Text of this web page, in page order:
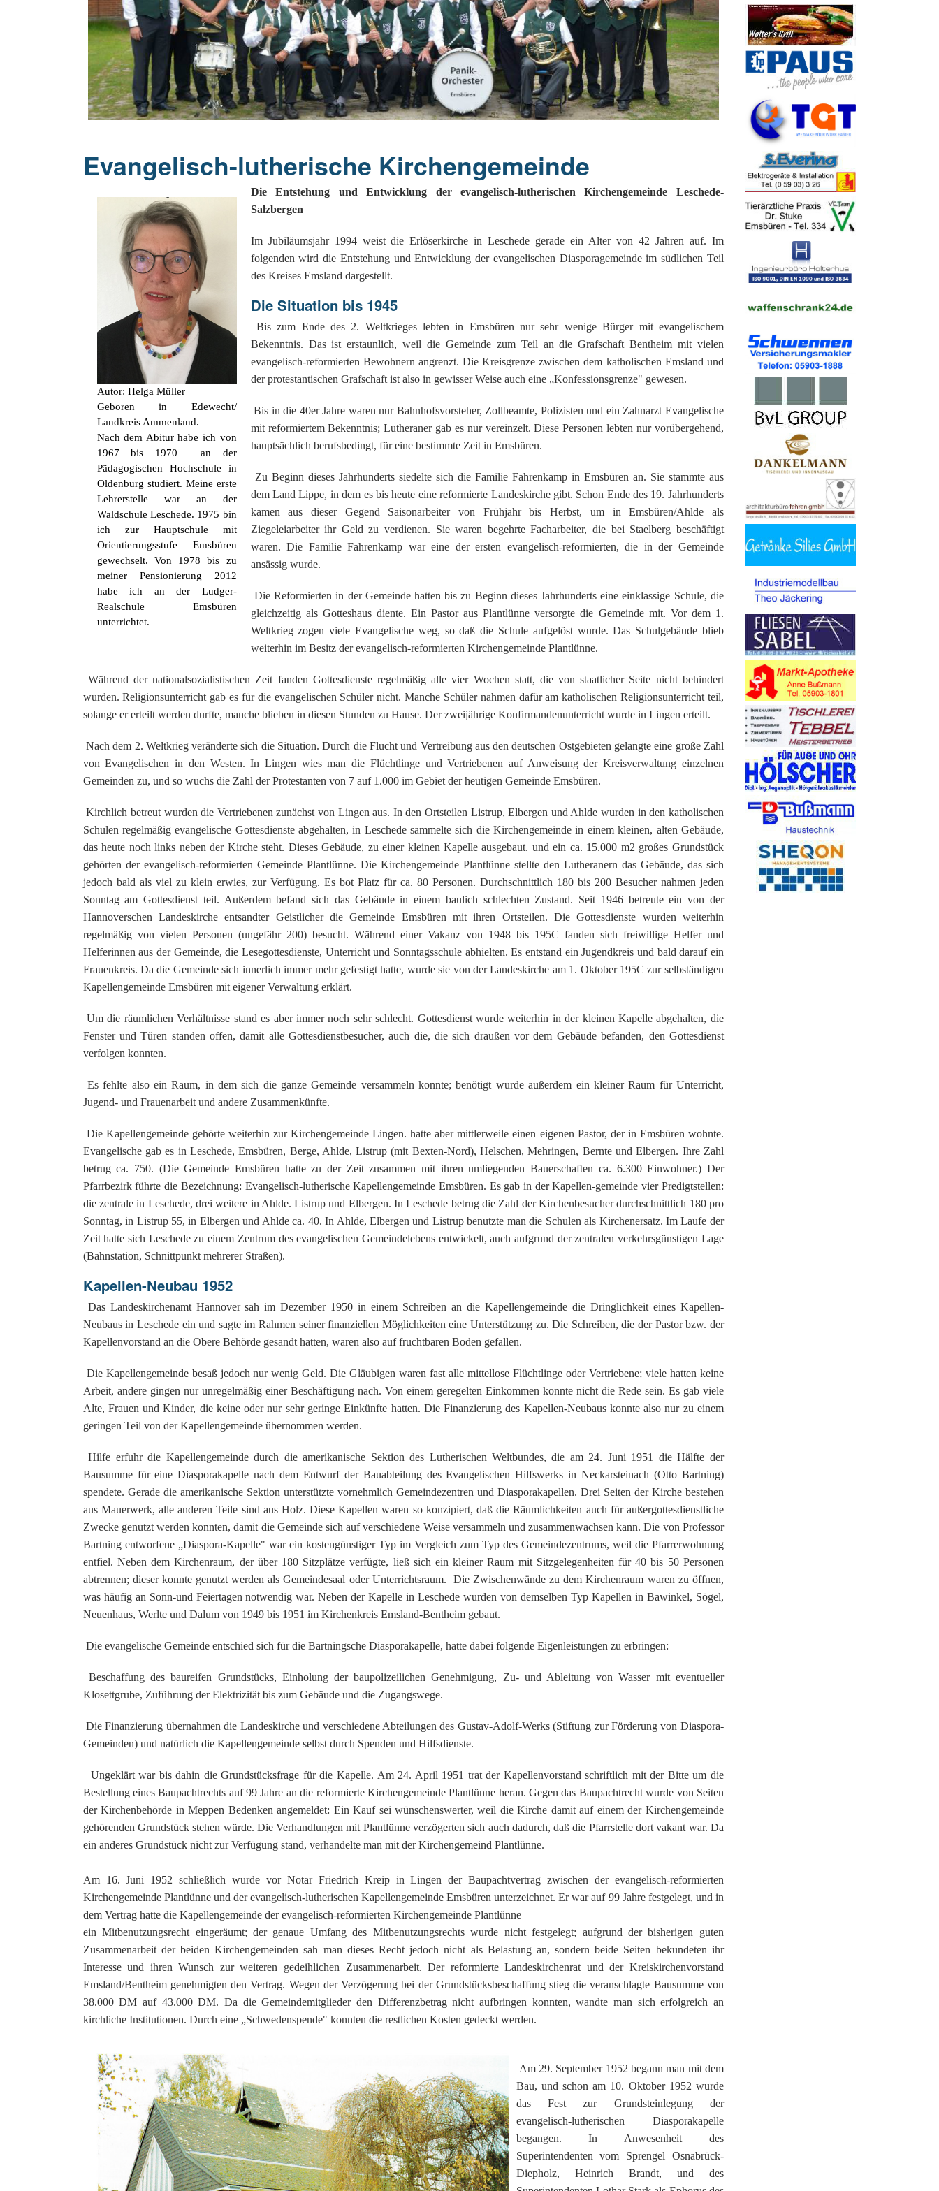
Der Richthof zu Emsüren
Die Firma BvL
Auswanderung nach Amerika
Die Emsbürener Bürger
20 Jahrhundert Kriegsende 1945
Aus der Kommunalpolitik
Aus der Kirchenhistorie
Die Weimarer Republik
Aus der Schulgeschichte
Bürsker Begriffskuriositäten Das ´Domhotel´ Elbergen
Engden
Gleesen Die Schleuse Gleesen
Historische Funde
Helschen, Hesselte, Moorlage
Kunkemühle
Helscher Fähr
Leschede Rothlübbers - Häuser
Evangelisch-lutherische Kirchengemeinde
Autor: Helga Müller
Geboren in Edewecht/
Landkreis Ammenland.
Nach dem Abitur habe ich von
1967 bis 1970 an der
Pädagogischen Hochschule in
Oldenburg studiert. Meine erste
Lehrerstelle war an der
Waldschule Leschede. 1975 bin
ich zur Hauptschule mit
Orientierungsstufe Emsbüren
gewechselt. Von 1978 bis zu
meiner Pensionierung 2012
habe ich an der Ludger-
Realschule Emsbüren
unterrichtet.
Die Entstehung und Entwicklung der evangelisch-lutherischen Kirchengemeinde Leschede-
Salzbergen
Im Jubiläumsjahr 1994 weist die Erlöserkirche in Leschede gerade ein Alter von 42 Jahren auf. Im
folgenden wird die Entstehung und Entwicklung der evangelischen Diasporagemeinde im südlichen Teil
des Kreises Emsland dargestellt.
Die Situation bis 1945
Bis zum Ende des 2. Weltkrieges lebten in Emsbüren nur sehr wenige Bürger mit evangelischem
Bekenntnis. Das ist erstaunlich, weil die Gemeinde zum Teil an die Grafschaft Bentheim mit vielen
evangelisch-reformierten Bewohnern angrenzt. Die Kreisgrenze zwischen dem katholischen Emsland und
der protestantischen Grafschaft ist also in gewisser Weise auch eine „Konfessionsgrenze" gewesen.
Bis in die 40er Jahre waren nur Bahnhofsvorsteher, Zollbeamte, Polizisten und ein Zahnarzt Evangelische
mit reformiertem Bekenntnis; Lutheraner gab es nur vereinzelt. Diese Personen lebten nur vorübergehend,
hauptsächlich berufsbedingt, für eine bestimmte Zeit in Emsbüren.
Zu Beginn dieses Jahrhunderts siedelte sich die Familie Fahrenkamp in Emsbüren an. Sie stammte aus
dem Land Lippe, in dem es bis heute eine reformierte Landeskirche gibt. Schon Ende des 19. Jahrhunderts
kamen aus dieser Gegend Saisonarbeiter von Frühjahr bis Herbst, um in Emsbüren/Ahlde als
Ziegeleiarbeiter ihr Geld zu verdienen. Sie waren begehrte Facharbeiter, die bei Staelberg beschäftigt
waren. Die Familie Fahrenkamp war eine der ersten evangelisch-reformierten, die in der Gemeinde
ansässig wurde.
Die Reformierten in der Gemeinde hatten bis zu Beginn dieses Jahrhunderts eine einklassige Schule, die
gleichzeitig als Gotteshaus diente. Ein Pastor aus Plantlünne versorgte die Gemeinde mit. Vor dem 1.
Weltkrieg zogen viele Evangelische weg, so daß die Schule aufgelöst wurde. Das Schulgebäude blieb
weiterhin im Besitz der evangelisch-reformierten Kirchengemeinde Plantlünne.
Während der nationalsozialistischen Zeit fanden Gottesdienste regelmäßig alle vier Wochen statt, die von staatlicher Seite nicht behindert
wurden. Religionsunterricht gab es für die evangelischen Schüler nicht. Manche Schüler nahmen dafür am katholischen Religionsunterricht teil,
solange er erteilt werden durfte, manche blieben in diesen Stunden zu Hause. Der zweijährige Konfirmandenunterricht wurde in Lingen erteilt.
Nach dem 2. Weltkrieg veränderte sich die Situation. Durch die Flucht und Vertreibung aus den deutschen Ostgebieten gelangte eine große Zahl
von Evangelischen in den Westen. In Lingen wies man die Flüchtlinge und Vertriebenen auf Anweisung der Kreisverwaltung einzelnen
Gemeinden zu, und so wuchs die Zahl der Protestanten von 7 auf 1.000 im Gebiet der heutigen Gemeinde Emsbüren.
Kirchlich betreut wurden die Vertriebenen zunächst von Lingen aus. In den Ortsteilen Listrup, Elbergen und Ahlde wurden in den katholischen
Schulen regelmäßig evangelische Gottesdienste abgehalten, in Leschede sammelte sich die Kirchengemeinde in einem kleinen, alten Gebäude,
das heute noch links neben der Kirche steht. Dieses Gebäude, zu einer kleinen Kapelle ausgebaut. und ein ca. 15.000 m2 großes Grundstück
gehörten der evangelisch-reformierten Gemeinde Plantlünne. Die Kirchengemeinde Plantlünne stellte den Lutheranern das Gebäude, das sich
jedoch bald als viel zu klein erwies, zur Verfügung. Es bot Platz für ca. 80 Personen. Durchschnittlich 180 bis 200 Besucher nahmen jeden
Sonntag am Gottesdienst teil. Außerdem befand sich das Gebäude in einem baulich schlechten Zustand. Seit 1946 betreute ein von der
Hannoverschen Landeskirche entsandter Geistlicher die Gemeinde Emsbüren mit ihren Ortsteilen. Die Gottesdienste wurden weiterhin
regelmäßig von vielen Personen (ungefähr 200) besucht. Während einer Vakanz von 1948 bis 195C fanden sich freiwillige Helfer und
Helferinnen aus der Gemeinde, die Lesegottesdienste, Unterricht und Sonntagsschule abhielten. Es entstand ein Jugendkreis und bald darauf ein
Frauenkreis. Da die Gemeinde sich innerlich immer mehr gefestigt hatte, wurde sie von der Landeskirche am 1. Oktober 195C zur selbständigen
Kapellengemeinde Emsbüren mit eigener Verwaltung erklärt.
Um die räumlichen Verhältnisse stand es aber immer noch sehr schlecht. Gottesdienst wurde weiterhin in der kleinen Kapelle abgehalten, die
Fenster und Türen standen offen, damit alle Gottesdienstbesucher, auch die, die sich draußen vor dem Gebäude befanden, den Gottesdienst
verfolgen konnten.
Es fehlte also ein Raum, in dem sich die ganze Gemeinde versammeln konnte; benötigt wurde außerdem ein kleiner Raum für Unterricht,
Jugend- und Frauenarbeit und andere Zusammenkünfte.
Die Kapellengemeinde gehörte weiterhin zur Kirchengemeinde Lingen. hatte aber mittlerweile einen eigenen Pastor, der in Emsbüren wohnte.
Evangelische gab es in Leschede, Emsbüren, Berge, Ahlde, Listrup (mit Bexten-Nord), Helschen, Mehringen, Bernte und Elbergen. Ihre Zahl
betrug ca. 750. (Die Gemeinde Emsbüren hatte zu der Zeit zusammen mit ihren umliegenden Bauerschaften ca. 6.300 Einwohner.) Der
Pfarrbezirk führte die Bezeichnung: Evangelisch-lutherische Kapellengemeinde Emsbüren. Es gab in der Kapellen-gemeinde vier Predigtstellen:
die zentrale in Leschede, drei weitere in Ahlde. Listrup und Elbergen. In Leschede betrug die Zahl der Kirchenbesucher durchschnittlich 180 pro
Sonntag, in Listrup 55, in Elbergen und Ahlde ca. 40. In Ahlde, Elbergen und Listrup benutzte man die Schulen als Kirchenersatz. Im Laufe der
Zeit hatte sich Leschede zu einem Zentrum des evangelischen Gemeindelebens entwickelt, auch aufgrund der zentralen verkehrsgünstigen Lage
(Bahnstation, Schnittpunkt mehrerer Straßen).
Kapellen-Neubau 1952
Das Landeskirchenamt Hannover sah im Dezember 1950 in einem Schreiben an die Kapellengemeinde die Dringlichkeit eines Kapellen-
Neubaus in Leschede ein und sagte im Rahmen seiner finanziellen Möglichkeiten eine Unterstützung zu. Die Schreiben, die der Pastor bzw. der
Kapellenvorstand an die Obere Behörde gesandt hatten, waren also auf fruchtbaren Boden gefallen.
Die Kapellengemeinde besaß jedoch nur wenig Geld. Die Gläubigen waren fast alle mittellose Flüchtlinge oder Vertriebene; viele hatten keine
Arbeit, andere gingen nur unregelmäßig einer Beschäftigung nach. Von einem geregelten Einkommen konnte nicht die Rede sein. Es gab viele
Alte, Frauen und Kinder, die keine oder nur sehr geringe Einkünfte hatten. Die Finanzierung des Kapellen-Neubaus konnte also nur zu einem
geringen Teil von der Kapellengemeinde übernommen werden.
Hilfe erfuhr die Kapellengemeinde durch die amerikanische Sektion des Lutherischen Weltbundes, die am 24. Juni 1951 die Hälfte der
Bausumme für eine Diasporakapelle nach dem Entwurf der Bauabteilung des Evangelischen Hilfswerks in Neckarsteinach (Otto Bartning)
spendete. Gerade die amerikanische Sektion unterstützte vornehmlich Gemeindezentren und Diasporakapellen. Drei Seiten der Kirche bestehen
aus Mauerwerk, alle anderen Teile sind aus Holz. Diese Kapellen waren so konzipiert, daß die Räumlichkeiten auch für außergottesdienstliche
Zwecke genutzt werden konnten, damit die Gemeinde sich auf verschiedene Weise versammeln und zusammenwachsen kann. Die von Professor
Bartning entworfene „Diaspora-Kapelle" war ein kostengünstiger Typ im Vergleich zum Typ des Gemeindezentrums, weil die Pfarrerwohnung
entfiel. Neben dem Kirchenraum, der über 180 Sitzplätze verfügte, ließ sich ein kleiner Raum mit Sitzgelegenheiten für 40 bis 50 Personen
abtrennen; dieser konnte genutzt werden als Gemeindesaal oder Unterrichtsraum. Die Zwischenwände zu dem Kirchenraum waren zu öffnen,
was häufig an Sonn-und Feiertagen notwendig war. Neben der Kapelle in Leschede wurden von demselben Typ Kapellen in Bawinkel, Sögel,
Neuenhaus, Werlte und Dalum von 1949 bis 1951 im Kirchenkreis Emsland-Bentheim gebaut.
Die evangelische Gemeinde entschied sich für die Bartningsche Diasporakapelle, hatte dabei folgende Eigenleistungen zu erbringen:
Beschaffung des baureifen Grundstücks, Einholung der baupolizeilichen Genehmigung, Zu- und Ableitung von Wasser mit eventueller
Klosettgrube, Zuführung der Elektrizität bis zum Gebäude und die Zugangswege.
Die Finanzierung übernahmen die Landeskirche und verschiedene Abteilungen des Gustav-Adolf-Werks (Stiftung zur Förderung von Diaspora-
Gemeinden) und natürlich die Kapellengemeinde selbst durch Spenden und Hilfsdienste.
Ungeklärt war bis dahin die Grundstücksfrage für die Kapelle. Am 24. April 1951 trat der Kapellenvorstand schriftlich mit der Bitte um die
Bestellung eines Baupachtrechts auf 99 Jahre an die reformierte Kirchengemeinde Plantlünne heran. Gegen das Baupachtrecht wurde von Seiten
der Kirchenbehörde in Meppen Bedenken angemeldet: Ein Kauf sei wünschenswerter, weil die Kirche damit auf einem der Kirchengemeinde
gehörenden Grundstück stehen würde. Die Verhandlungen mit Plantlünne verzögerten sich auch dadurch, daß die Pfarrstelle dort vakant war. Da
ein anderes Grundstück nicht zur Verfügung stand, verhandelte man mit der Kirchengemeind Plantlünne.
Am 16. Juni 1952 schließlich wurde vor Notar Friedrich Kreip in Lingen der Baupachtvertrag zwischen der evangelisch-reformierten
Kirchengemeinde Plantlünne und der evangelisch-lutherischen Kapellengemeinde Emsbüren unterzeichnet. Er war auf 99 Jahre festgelegt, und in
dem Vertrag hatte die Kapellengemeinde der evangelisch-reformierten Kirchengemeinde Plantlünne
ein Mitbenutzungsrecht eingeräumt; der genaue Umfang des Mitbenutzungsrechts wurde nicht festgelegt; aufgrund der bisherigen guten
Zusammenarbeit der beiden Kirchengemeinden sah man dieses Recht jedoch nicht als Belastung an, sondern beide Seiten bekundeten ihr
Interesse und ihren Wunsch zur weiteren gedeihlichen Zusammenarbeit. Der reformierte Landeskirchenrat und der Kreiskirchenvorstand
Emsland/Bentheim genehmigten den Vertrag. Wegen der Verzögerung bei der Grundstücksbeschaffung stieg die veranschlagte Bausumme von
38.000 DM auf 43.000 DM. Da die Gemeindemitglieder den Differenzbetrag nicht aufbringen konnten, wandte man sich erfolgreich an
kirchliche Institutionen. Durch eine „Schwedenspende" konnten die restlichen Kosten gedeckt werden.
Am 29. September 1952 begann man mit dem
Bau, und schon am 10. Oktober 1952 wurde
das Fest zur Grundsteinlegung der
evangelisch-lutherischen Diasporakapelle
begangen. In Anwesenheit des
Superintendenten vom Sprengel Osnabrück-
Diepholz, Heinrich Brandt, und des